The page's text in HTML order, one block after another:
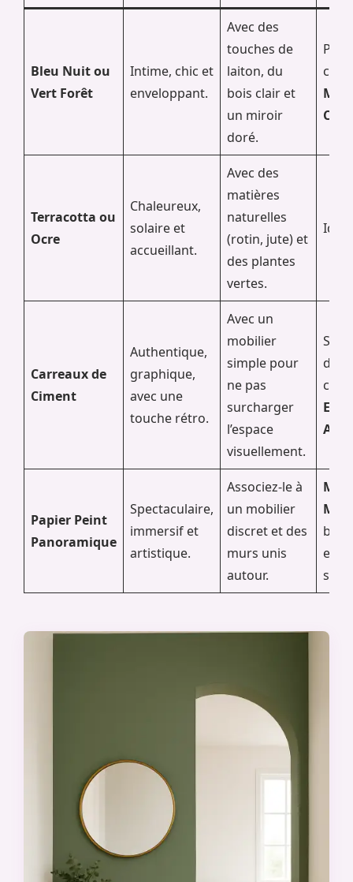
Bleu Nuit ou
Vert Forêt
Intime, chic et
enveloppant.
Avec des
touches de
laiton, du
bois clair et
un miroir
doré.
chez
Terracotta ou
Ocre
Chaleureux,
solaire et
accueillant.
Avec des
matières
naturelles
(rotin, jute) et
des plantes
vertes.
Carreaux de
Ciment
Authentique,
graphique,
avec une
touche rétro.
Avec un
mobilier
simple pour
ne pas
surcharger
l’espace
visuellement.
du
Papier Peint
Panoramique
Spectaculaire,
immersif et
artistique.
Associez-le à
un mobilier
discret et des
murs unis
autour.
en